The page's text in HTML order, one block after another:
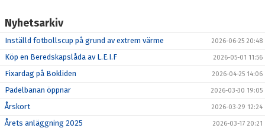
FÖRENINGEN
BILDGALLERI
DOKUMENT
PROJEKT BOKLIDEN
Nyhetsarkiv
Inställd fotbollscup på grund av extrem värme 2026-06-25 20:48
Köp en Beredskapslåda av L.E.I.F 2026-05-01 11:56
Fixardag på Bokliden 2026-04-25 14:06
Padelbanan öppnar 2026-03-30 19:05
Årskort 2026-03-29 12:24
Årets anläggning 2025 2026-03-17 20:21